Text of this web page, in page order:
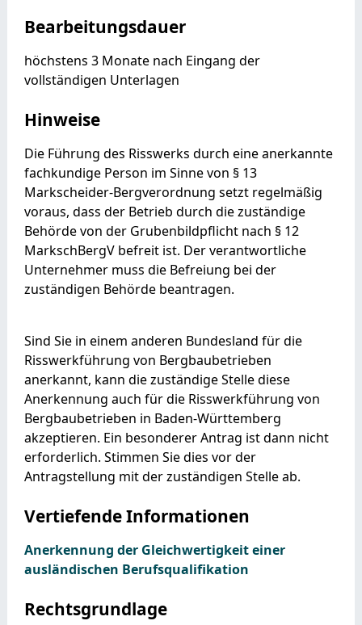
Bearbeitungsdauer
höchstens 3 Monate nach Eingang der
vollständigen Unterlagen
Hinweise
Die Führung des Risswerks durch eine anerkannte
fachkundige Person im Sinne von § 13
Markscheider-Bergverordnung setzt regelmäßig
voraus, dass der Betrieb durch die zuständige
Behörde von der Grubenbildpflicht nach § 12
MarkschBergV befreit ist. Der verantwortliche
Unternehmer muss die Befreiung bei der
zuständigen Behörde beantragen.
Sind Sie in einem anderen Bundesland für die
Risswerkführung von Bergbaubetrieben
anerkannt, kann die zuständige Stelle diese
Anerkennung auch für die Risswerkführung von
Bergbaubetrieben in Baden-Württemberg
akzeptieren. Ein besonderer Antrag ist dann nicht
erforderlich. Stimmen Sie dies vor der
Antragstellung mit der zuständigen Stelle ab.
Vertiefende Informationen
Anerkennung der Gleichwertigkeit einer
ausländischen Berufsqualifikation
Rechtsgrundlage